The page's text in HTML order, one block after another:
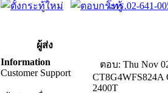
โทร.02-641-
ผู้ส่ง
Information
Customer Support
ตอบ: Thu Nov
2400T